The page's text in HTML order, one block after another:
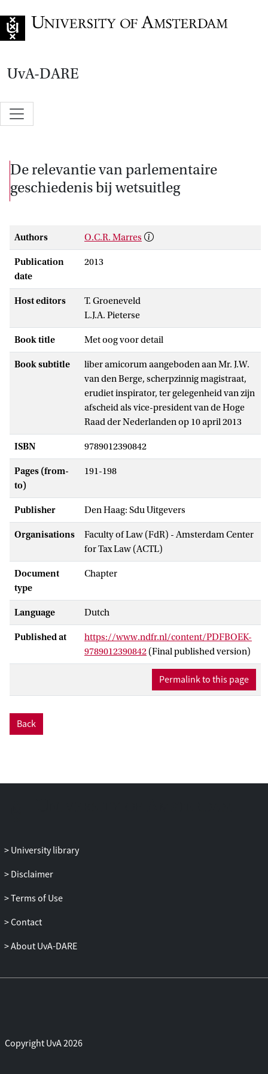
UvA-DARE
De relevantie van parlementaire
geschiedenis bij wetsuitleg
Authors O.C.R. Marres
Publication
date
2013
Host editors
T. Groeneveld
L.J.A. Pieterse
Book title Met oog voor detail
Book subtitle
liber amicorum aangeboden aan Mr. J.W.
van den Berge, scherpzinnig magistraat,
erudiet inspirator, ter gelegenheid van zijn
afscheid als vice-president van de Hoge
Raad der Nederlanden op 10 april 2013
ISBN 9789012390842
Pages (from-
to)
191-198
Publisher Den Haag: Sdu Uitgevers
Organisations
Faculty of Law (FdR) - Amsterdam Center
for Tax Law (ACTL)
Document
type
Chapter
Language Dutch
Published at
https://www.ndfr.nl/content/PDFBOEK-
9789012390842 (Final published version)
Permalink to this page
Back
University library
Disclaimer
Terms of Use
Contact
About UvA-DARE
Copyright UvA 2026